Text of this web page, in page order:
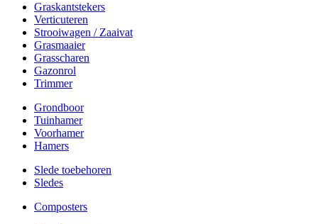
Graskantstekers
Verticuteren
Strooiwagen / Zaaivat
Grasmaaier
Grasscharen
Gazonrol
Trimmer
Grondboor
Tuinhamer
Voorhamer
Hamers
Slede toebehoren
Sledes
Composters